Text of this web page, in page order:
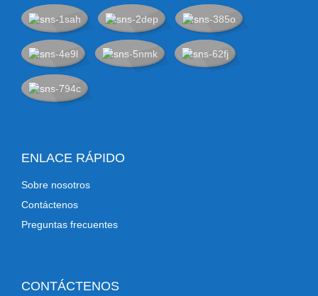
ENLACE RÁPIDO
Sobre nosotros
Contáctenos
Preguntas frecuentes
CONTÁCTENOS